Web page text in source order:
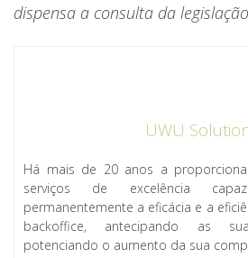
dispensa a consulta da
UWU
Há mais de 20 anos a
serviços de excelência
permanentemente a eficácia e a
backoffice, antecipando as
potenciando o aumento da sua